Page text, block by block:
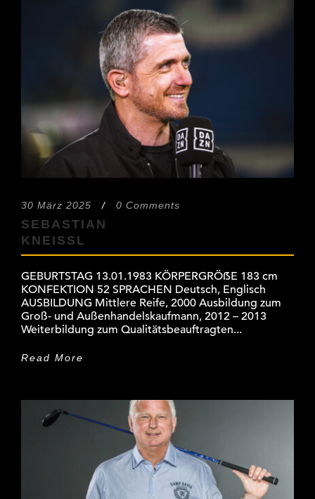
30 März 2025 / 0 Comments
SEBASTIAN
KNEISSL
GEBURTSTAG 13.01.1983 KÖRPERGRÖẞE 183 cm
KONFEKTION 52 SPRACHEN Deutsch, Englisch
AUSBILDUNG Mittlere Reife, 2000 Ausbildung zum
Groß- und Außenhandelskaufmann, 2012 – 2013
Weiterbildung zum Qualitätsbeauftragten...
Read More